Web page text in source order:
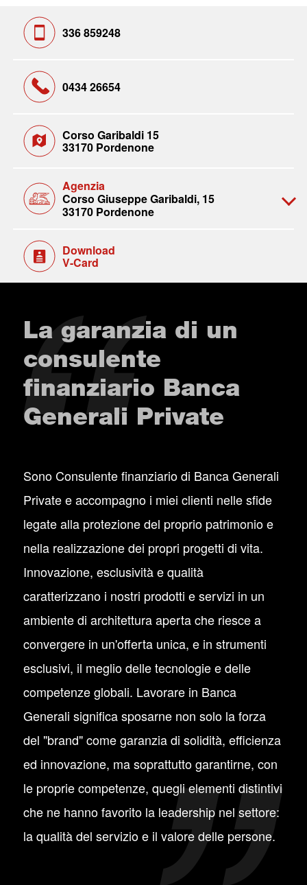
336 859248
0434 26654
Corso Garibaldi 15
33170 Pordenone
Agenzia
Corso Giuseppe Garibaldi, 15
33170 Pordenone
Download
V-Card
La garanzia di un
consulente
finanziario Banca
Generali Private
Sono Consulente finanziario di Banca Generali
Private e accompagno i miei clienti nelle sfide
legate alla protezione del proprio patrimonio e
nella realizzazione dei propri progetti di vita.
Innovazione, esclusività e qualità
caratterizzano i nostri prodotti e servizi in un
ambiente di architettura aperta che riesce a
convergere in un'offerta unica, e in strumenti
esclusivi, il meglio delle tecnologie e delle
competenze globali. Lavorare in Banca
Generali significa sposarne non solo la forza
del "brand" come garanzia di solidità, efficienza
ed innovazione, ma soprattutto garantirne, con
le proprie competenze, quegli elementi distintivi
che ne hanno favorito la leadership nel settore:
la qualità del servizio e il valore delle persone.